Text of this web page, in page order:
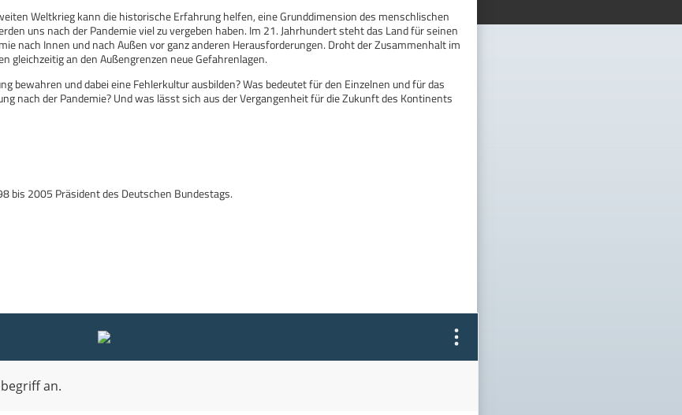
Weltkrieg kann die historische Erfahrung helfen, eine Grunddimension des menschlischen
uns nach der Pandemie viel zu vergeben haben. Im 21. Jahrhundert steht das Land für seinen
nach Innen und nach Außen vor ganz anderen Herausforderungen. Droht der Zusammenhalt im
gleichzeitig an den Außengrenzen neue Gefahrenlagen.
bewahren und dabei eine Fehlerkultur ausbilden? Was bedeutet für den Einzelnen und für das
nach der Pandemie? Und was lässt sich aus der Vergangenheit für die Zukunft des Kontinents
bis 2005 Präsident des Deutschen Bundestags.